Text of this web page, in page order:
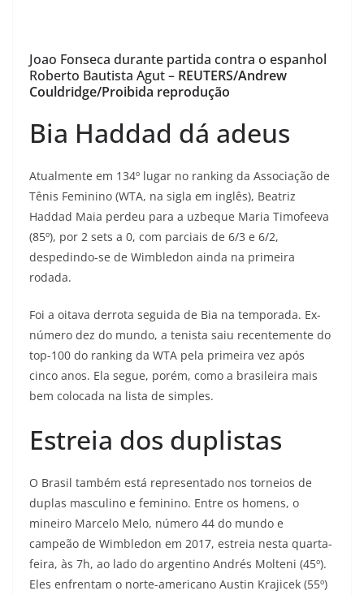
Joao Fonseca durante partida contra o espanhol
Roberto Bautista Agut – REUTERS/Andrew
Couldridge/Proibida reprodução
Bia Haddad dá adeus
Atualmente em 134º lugar no ranking da Associação de
Tênis Feminino (WTA, na sigla em inglês), Beatriz
Haddad Maia perdeu para a uzbeque Maria Timofeeva
(85º), por 2 sets a 0, com parciais de 6/3 e 6/2,
despedindo-se de Wimbledon ainda na primeira
rodada.
Foi a oitava derrota seguida de Bia na temporada. Ex-
número dez do mundo, a tenista saiu recentemente do
top-100 do ranking da WTA pela primeira vez após
cinco anos. Ela segue, porém, como a brasileira mais
bem colocada na lista de simples.
Estreia dos duplistas
O Brasil também está representado nos torneios de
duplas masculino e feminino. Entre os homens, o
mineiro Marcelo Melo, número 44 do mundo e
campeão de Wimbledon em 2017, estreia nesta quarta-
feira, às 7h, ao lado do argentino Andrés Molteni (45º).
Eles enfrentam o norte-americano Austin Krajicek (55º)